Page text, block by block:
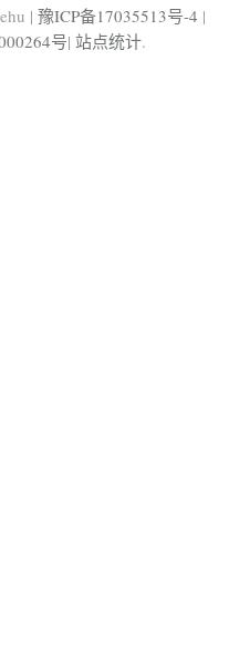
| 豫ICP备17035513号-4 |
号| 站点统计.